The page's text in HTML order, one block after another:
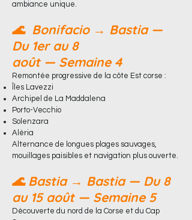
ambiance unique.
🌊 Bonifacio → Bastia —
Du 1er au 8
août — Semaine 4
Remontée progressive de la côte Est corse :
Îles Lavezzi
Archipel de La Maddalena
Porto-Vecchio
Solenzara
Aléria
Alternance de longues plages sauvages,
mouillages paisibles et navigation plus ouverte.
🌊 Bastia → Bastia — Du 8
au 15 août — Semaine 5
Découverte du nord de la Corse et du Cap